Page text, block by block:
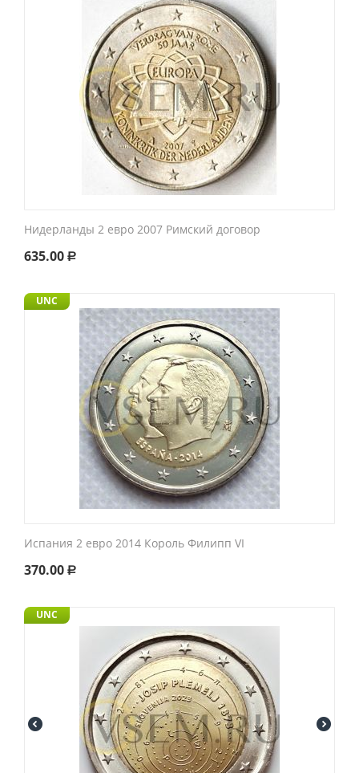
Нидерланды 2 евро 2007 Римский договор
635.00 Р
UNC
Испания 2 евро 2014 Король Филипп VI
370.00 Р
UNC